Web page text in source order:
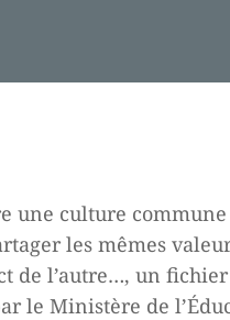
une culture commune
les mêmes
de l’autre…, un
le Ministère de